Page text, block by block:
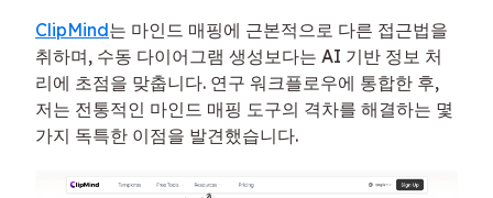
ClipMind는 마인드 매핑에 근본적으로 다른 접근법을
취하며, 수동 다이어그램 생성보다는 AI 기반 정보 처
리에 초점을 맞춥니다. 연구 워크플로우에 통합한 후,
저는 전통적인 마인드 매핑 도구의 격차를 해결하는 몇
가지 독특한 이점을 발견했습니다.